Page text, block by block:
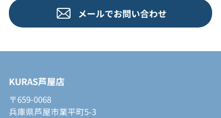
メールでお問い合わせ
KURAS芦屋店
〒659-0068
兵庫県芦屋市業平町5-3